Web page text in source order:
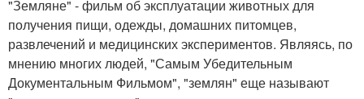
"Земляне" - фильм об эксплуатации животных для
получения пищи, одежды, домашних питомцев,
развлечений и медицинских экспериментов. Являясь, по
мнению многих людей, "Самым Убедительным
Документальным Фильмом", "землян" еще называют